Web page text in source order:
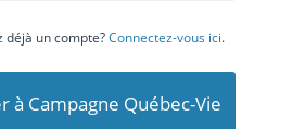
déjà un compte?Connectez-vous ici.
à Campagne Québec-Vie